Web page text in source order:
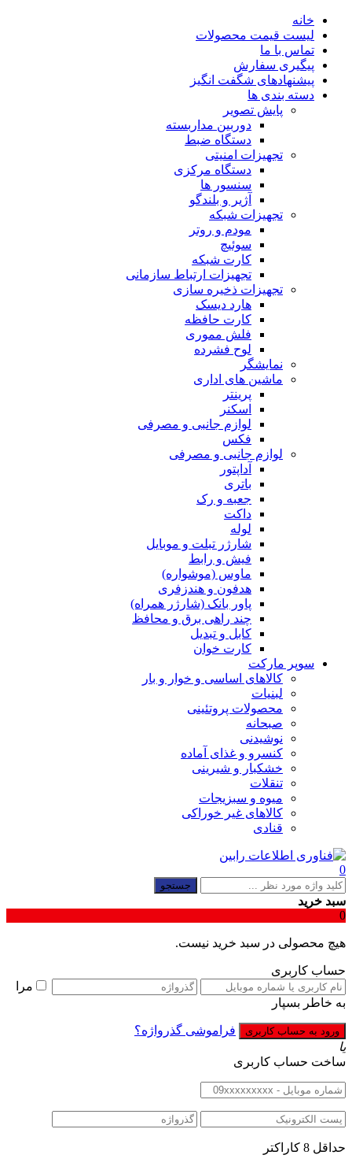
خانه
لیست قیمت محصولات
تماس با ما
پیگیری سفارش
پیشنهادهای شگفت انگیز
دسته بندی ها
پایش تصویر
دوربین مداربسته
دستگاه ضبط
تجهیزات امنیتی
دستگاه مرکزی
سنسور ها
آژیر و بلندگو
تجهیزات شبکه
مودم و روتر
سوئیچ
کارت شبکه
تجهیزات ارتباط سازمانی
تجهیزات ذخیره سازی
هارد دیسک
کارت حافظه
فلش مموری
لوح فشرده
نمایشگر
ماشین های اداری
پرینتر
اسکنر
لوازم جانبی و مصرفی
فکس
لوازم جانبی و مصرفی
آداپتور
باتری
جعبه و رک
داکت
لوله
شارژر تبلت و موبایل
فیش و رابط
ماوس (موشواره)
هدفون و هندزفری
پاور بانک (شارژر همراه)
چند راهی برق و محافظ
کابل و تبدیل
کارت خوان
سوپر مارکت
کالاهای اساسی و خوار و بار
لبنیات
محصولات پروتئینی
صبحانه
نوشیدنی
کنسرو و غذای آماده
خشکبار و شیرینی
تنقلات
میوه و سبزیجات
کالاهای غیر خوراکی
قنادی
0
جستجو
سبد خرید
0
هیچ محصولی در سبد خرید نیست.
حساب کاربری
مرا
به خاطر بسپار
فراموشی گذرواژه؟
یا
ساخت حساب کاربری
حداقل 8 کاراکتر